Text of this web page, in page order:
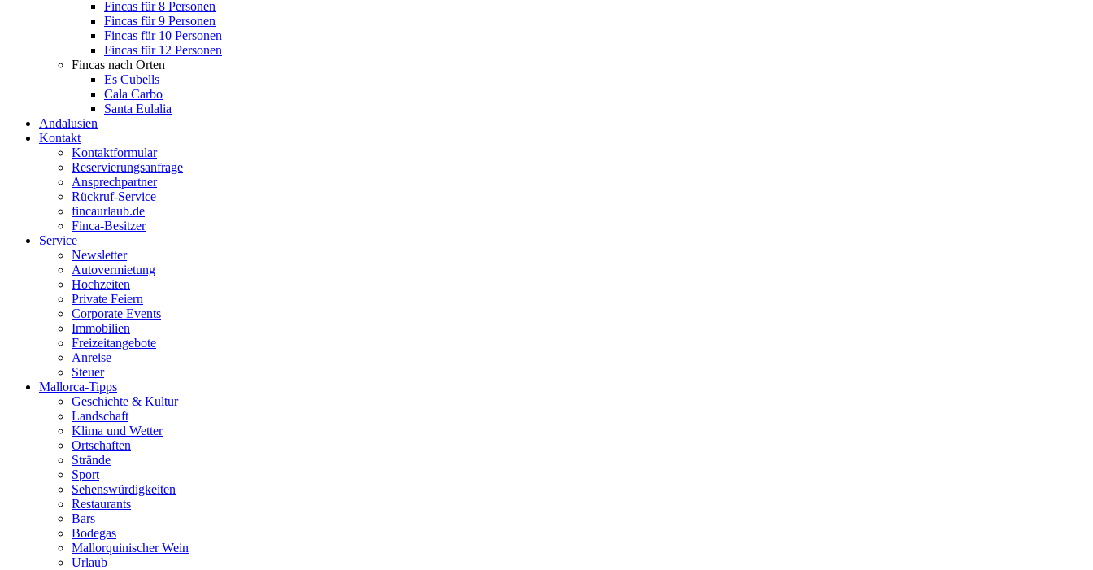
Fincas für 8 Personen
Fincas für 9 Personen
Fincas für 10 Personen
Fincas für 12 Personen
Fincas nach Orten
Es Cubells
Cala Carbo
Santa Eulalia
Andalusien
Kontakt
Kontaktformular
Reservierungsanfrage
Ansprechpartner
Rückruf-Service
fincaurlaub.de
Finca-Besitzer
Service
Newsletter
Autovermietung
Hochzeiten
Private Feiern
Corporate Events
Immobilien
Freizeitangebote
Anreise
Steuer
Mallorca-Tipps
Geschichte & Kultur
Landschaft
Klima und Wetter
Ortschaften
Strände
Sport
Sehenswürdigkeiten
Restaurants
Bars
Bodegas
Mallorquinischer Wein
Urlaub